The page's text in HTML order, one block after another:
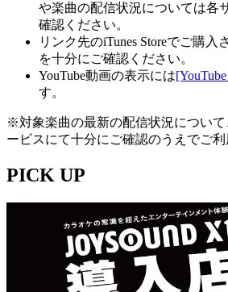
や楽曲の配信状況については各
確認ください。
リンク先のiTunes Storeでご購入
を十分にご確認ください。
YouTube動画の表示には
す。
※対象楽曲の最新の配信状況について
ービスにて十分にご確認のうえでご利
PICK UP